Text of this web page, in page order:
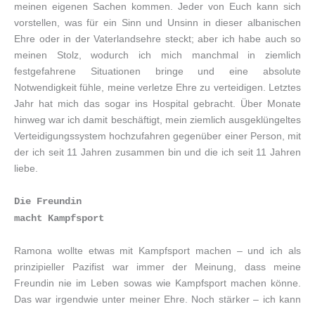
meinen eigenen Sachen kommen. Jeder von Euch kann sich
vorstellen, was für ein Sinn und Unsinn in dieser albanischen
Ehre oder in der Vaterlandsehre steckt; aber ich habe auch so
meinen Stolz, wodurch ich mich manchmal in ziemlich
festgefahrene Situationen bringe und eine absolute
Notwendigkeit fühle, meine verletze Ehre zu verteidigen. Letztes
Jahr hat mich das sogar ins Hospital gebracht. Über Monate
hinweg war ich damit beschäftigt, mein ziemlich ausgeklüngeltes
Verteidigungssystem hochzufahren gegenüber einer Person, mit
der ich seit 11 Jahren zusammen bin und die ich seit 11 Jahren
liebe.
Die Freundin
macht Kampfsport
Ramona wollte etwas mit Kampfsport machen – und ich als
prinzipieller Pazifist war immer der Meinung, dass meine
Freundin nie im Leben sowas wie Kampfsport machen könne.
Das war irgendwie unter meiner Ehre. Noch stärker – ich kann